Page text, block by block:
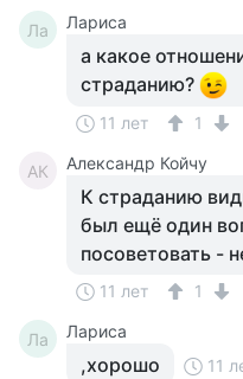
Ла Лариса
а какое
страданию?
11 лет 1
АК Александр Койчу
К страданию
был ещё один
посоветовать -
11 лет 1
Ла Лариса
,хорошо 11